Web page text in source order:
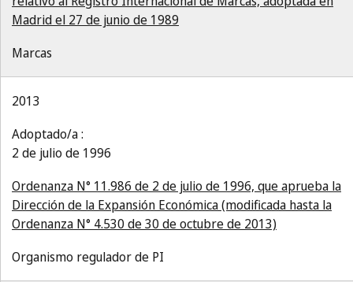
Madrid el 27 de junio de 1989
Marcas
2013
Adoptado/a :
2 de julio de 1996
Ordenanza N° 11.986 de 2 de julio de 1996, que aprueba la
Dirección de la Expansión Económica (modificada hasta la
Ordenanza N° 4.530 de 30 de octubre de 2013)
Organismo regulador de PI